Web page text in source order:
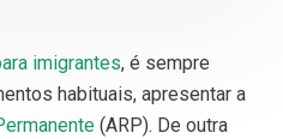
imigrantes, é sempre
habituais, apresentar a
(ARP). De outra